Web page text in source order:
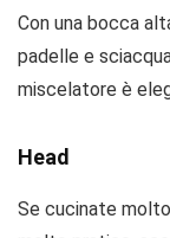
Con una bocca
padelle e
miscelatore è
Head
Se cucinate